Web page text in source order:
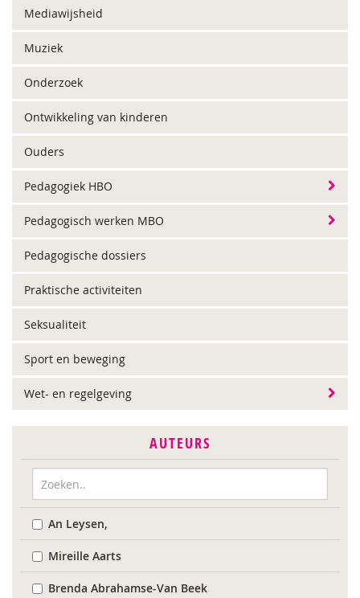
Mediawijsheid
Muziek
Onderzoek
Ontwikkeling van kinderen
Ouders
Pedagogiek HBO
Pedagogisch werken MBO
Pedagogische dossiers
Praktische activiteiten
Seksualiteit
Sport en beweging
Wet- en regelgeving
AUTEURS
An Leysen,
Mireille Aarts
Brenda Abrahamse-Van Beek